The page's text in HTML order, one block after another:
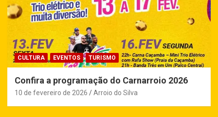
CULTURA EVENTOS TURISMO
Confira a programação do Carnarroio 2026
10 de fevereiro de 2026 Arroio do Silva